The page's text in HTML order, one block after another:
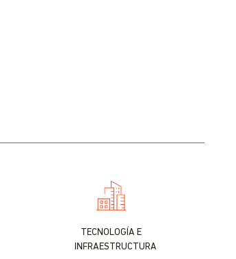
TECNOLOGÍA E
INFRAESTRUCTURA